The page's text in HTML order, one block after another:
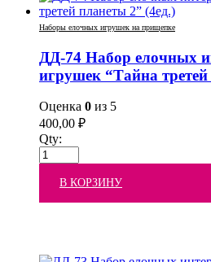
Наборы елочных игрушек на прищепке
ДД-74 Набор елочных
игрушек “Тайна
Оценка 0 из 5
400,00 ₽
Qty:
В КОРЗИНУ